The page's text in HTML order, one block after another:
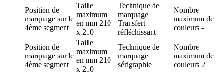
Position de
marquage sur le
4ème segment
Taille
maximum
en mm 210
x 210
Technique de
marquage
Transfert
réfléchissant
Nombre
maximum de
couleurs -
Position de
marquage sur le
4ème segment
Taille
maximum
en mm 210
x 210
Technique de
marquage
sérigraphie
Nombre
maximum de
couleurs 2